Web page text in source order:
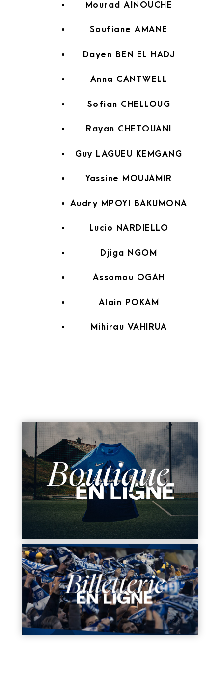
Mourad AINOUCHE
Soufiane AMANE
Dayen BEN EL HADJ
Anna CANTWELL
Sofian CHELLOUG
Rayan CHETOUANI
Guy LAGUEU KEMGANG
Yassine MOUJAMIR
Audry MPOYI BAKUMONA
Lucio NARDIELLO
Djiga NGOM
Assomou OGAH
Alain POKAM
Mihirau VAHIRUA